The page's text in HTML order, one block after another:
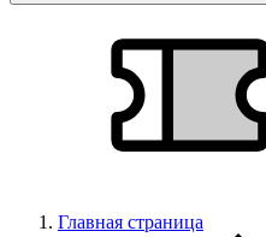
Главная страница